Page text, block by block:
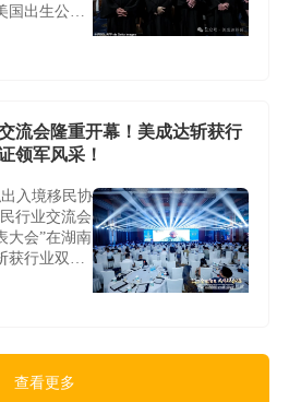
出生公民
流会隆重开幕！美成达斩获行
领军风采！
入境移民协
行业交流会
大会”在湖南
获行业双料
查看更多